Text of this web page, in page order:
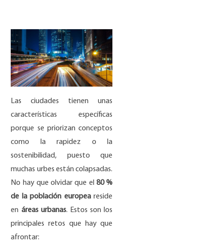
Las ciudades tienen unas
características específicas
porque se priorizan conceptos
como la rapidez o la
sostenibilidad, puesto que
muchas urbes están colapsadas.
No hay que olvidar que el 80 %
de la población europeareside
en áreas urbanas. Estos son los
principales retos que hay que
afrontar: